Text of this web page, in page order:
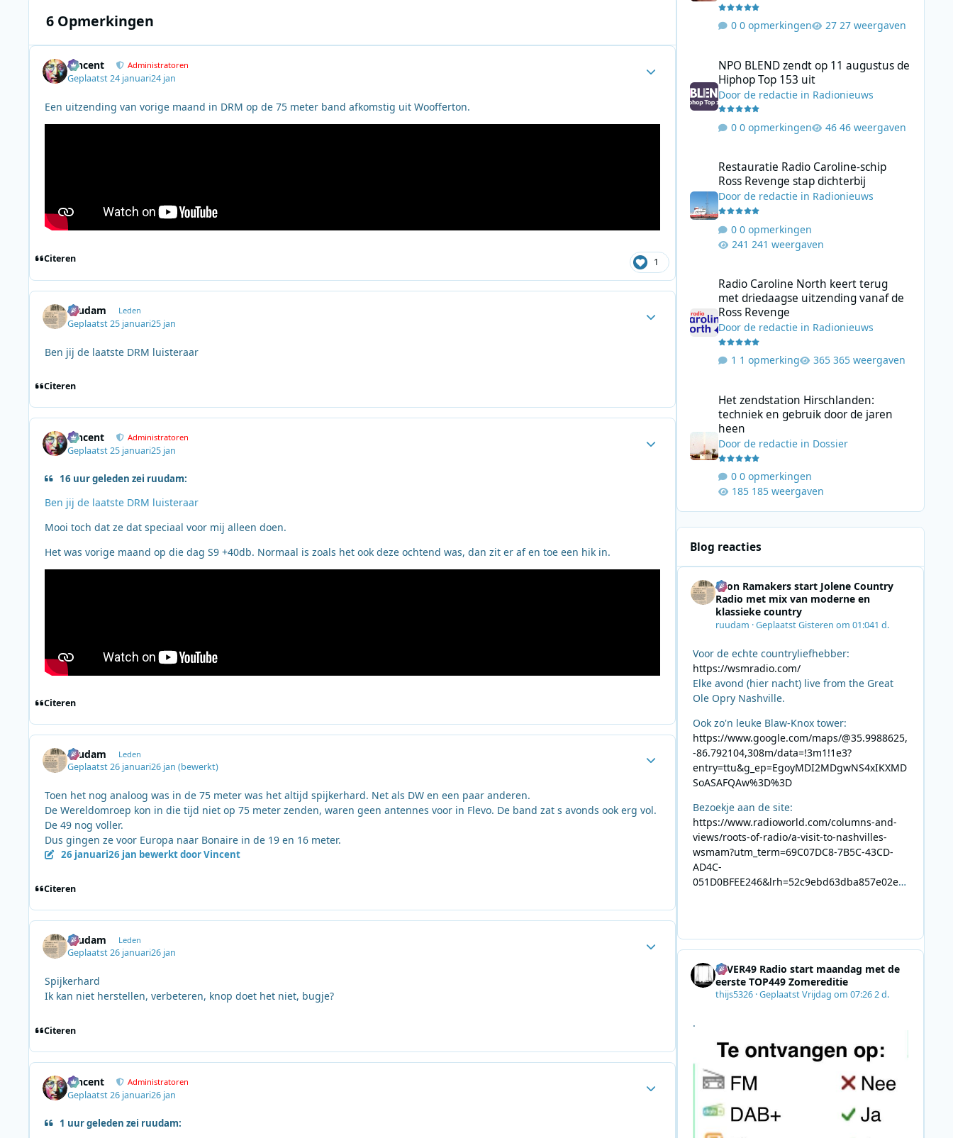
6 Opmerkingen
Vincent Administratoren
Geplaatst24 januari24 jan
Een uitzending van vorige maand in DRM op de 75 meter band afkomstig uit Woofferton.
Citeren 1
ruudam Leden
Geplaatst25 januari25 jan
Author stats
Ben jij de laatste DRM luisteraar
Citeren
Vincent Administratoren
Geplaatst25 januari25 jan
Author stats
16 uur geleden zei ruudam:
Ben jij de laatste DRM luisteraar
Mooi toch dat ze dat speciaal voor mij alleen doen.
Het was vorige maand op die dag S9 +40db. Normaal is zoals het ook deze ochtend was, dan zit er af en toe een hik in.
Citeren
ruudam Leden
Geplaatst26 januari26 jan (bewerkt)
Author stats
Toen het nog analoog was in de 75 meter was het altijd spijkerhard. Net als DW en een paar anderen.
De Wereldomroep kon in die tijd niet op 75 meter zenden, waren geen antennes voor in Flevo. De band zat s avonds ook erg vol.
De 49 nog voller.
Dus gingen ze voor Europa naar Bonaire in de 19 en 16 meter.
26 januari26 jan bewerkt door Vincent
Citeren
ruudam Leden
Geplaatst26 januari26 jan
Author stats
Spijkerhard
Ik kan niet herstellen, verbeteren, knop doet het niet, bugje?
Citeren
Vincent Administratoren
Geplaatst26 januari26 jan
1 uur geleden zei ruudam:
0 opmerkingen 27 weergaven
NPO BLEND zendt op 11 augustus de
Hiphop Top 153 uit
Door de redactiein Radionieuws
0 opmerkingen 46 weergaven
Restauratie Radio Caroline-schip
Ross Revenge stap dichterbij
Door de redactiein Radionieuws
0 opmerkingen
241 weergaven
Radio Caroline North keert terug
met driedaagse uitzending vanaf de
Ross Revenge
Door de redactiein Radionieuws
1 opmerking 365 weergaven
Het zendstation Hirschlanden:
techniek en gebruik door de jaren
heen
Door de redactiein Dossier
0 opmerkingen
185 weergaven
Blog reacties
Leon Ramakers start Jolene Country
Radio met mix van moderne en
klassieke country
ruudam ·GeplaatstGisteren om 01:041 d.
Voor de echte countryliefhebber:
https://wsmradio.com/
Elke avond (hier nacht) live from the Great
Ole Opry Nashville.
Ook zo'n leuke Blaw-Knox tower:
https://www.google.com/maps/@35.9988625,
-86.792104,308m/data=!3m1!1e3?
entry=ttu&g_ep=EgoyMDI2MDgwNS4xIKXMD
SoASAFQAw%3D%3D
Bezoekje aan de site:
https://www.radioworld.com/columns-and-
views/roots-of-radio/a-visit-to-nashvilles-
wsmam?utm_term=69C07DC8-7B5C-43CD-
AD4C-
051D0BFEE246&lrh=52c9ebd63dba857e02ec
AB2831C8A639&utm_medium=email&utm_co
8F09201A140D&utm_source=SmartBrief
4EVER49 Radio start maandag met de
eerste TOP449 Zomereditie
thijs5326·GeplaatstVrijdag om 07:262 d.
.